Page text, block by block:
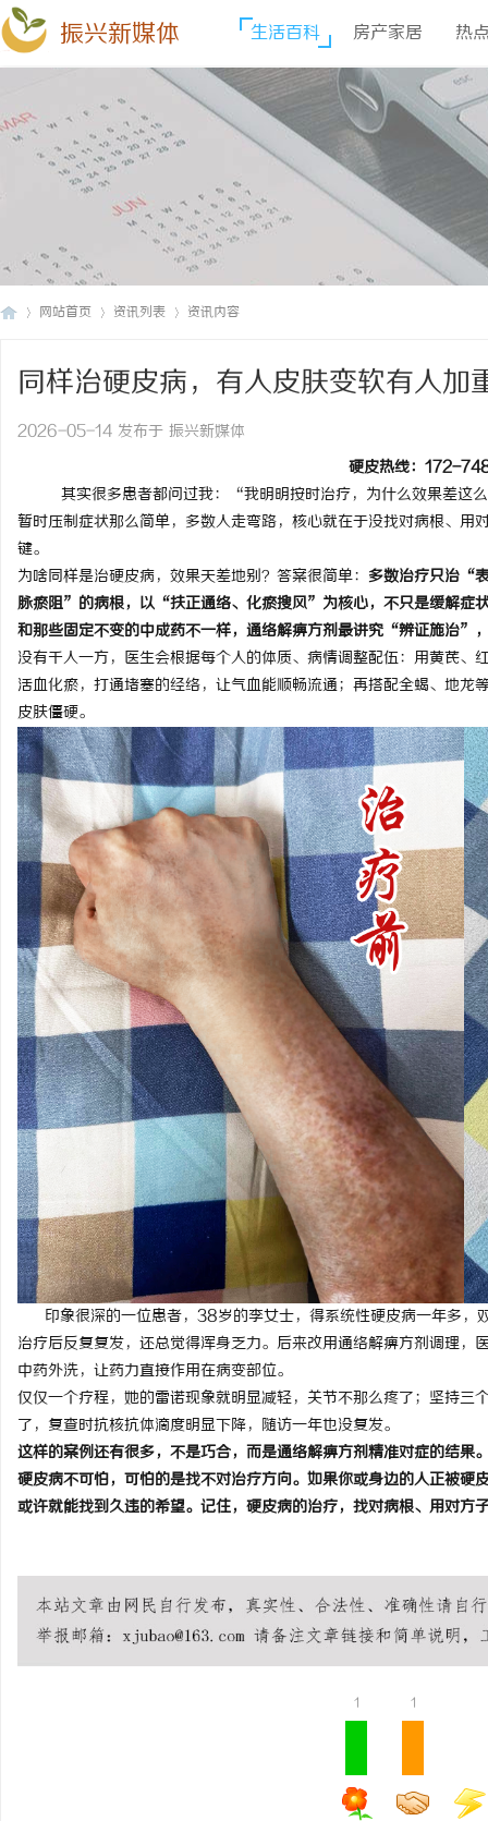
振兴新媒体 生活百科 房产家居 热
网站首页 资讯列表 资讯内容
同样治硬皮病，有人皮肤变软有人加
2026-05-14 发布于 振兴新媒体
硬皮热线：
其实很多患者都问过我：“我明明按时治疗，为什么效果差这
暂时压制症状那么简单，多数人走弯路， 核心就在于没找对病根、用
键。
为啥同样是治硬皮病，效果天差地别？答案很简单： 多数治疗只治“
脉瘀阻”的病根，以“扶正通络、化瘀搜风”为核心，不只是缓解症
和那些固定不变的中成药不一样，通络解痹方剂最讲究“辨证施治”
没有千人一方，医生会根据每个人的体质、病情调整配伍：用黄芪
活血化瘀，打通堵塞的经络，让气血能顺畅流通；再搭配全蝎、地
皮肤僵硬。
印象很深的一位患者，38岁的李女士，得系统性硬皮病一年多
治疗后反复复发，还总觉得浑身乏力。后来改用通络解痹方剂调理
中药外洗，让药力直接作用在病变部位。
仅仅一个疗程，她的雷诺现象就明显减轻，关节不那么疼了；坚持
了，复查时抗核抗体滴度明显下降，随访一年也没复发。
这样的案例还有很多，不是巧合，而是通络解痹方剂精准对症的结果
硬皮病不可怕，可怕的是找不对治疗方向。如果你或身边的人正被
或许就能找到久违的希望。记住，硬皮病的治疗，找对病根、用对方
1 1